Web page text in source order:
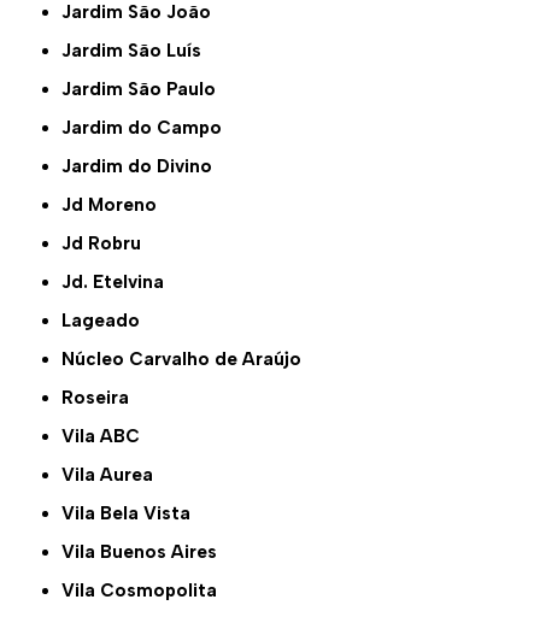
Jardim São João
Jardim São Luís
Jardim São Paulo
Jardim do Campo
Jardim do Divino
Jd Moreno
Jd Robru
Jd. Etelvina
Lageado
Núcleo Carvalho de Araújo
Roseira
Vila ABC
Vila Aurea
Vila Bela Vista
Vila Buenos Aires
Vila Cosmopolita